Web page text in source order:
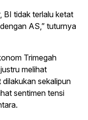
BI tidak terlalu ketat
AS,” tuturnya
Trimegah
melihat
sekalipun
sentimen tensi